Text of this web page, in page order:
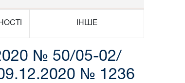
ІНШЕ
№ 50/05-02/
09.12.2020 № 1236